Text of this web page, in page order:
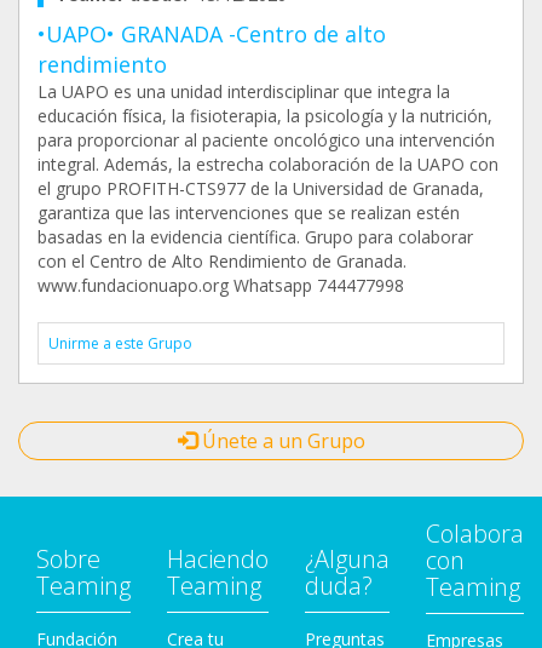
•UAPO• GRANADA -Centro de alto
rendimiento
La UAPO es una unidad interdisciplinar que integra la
educación física, la fisioterapia, la psicología y la nutrición,
para proporcionar al paciente oncológico una intervención
integral. Además, la estrecha colaboración de la UAPO con
el grupo PROFITH-CTS977 de la Universidad de Granada,
garantiza que las intervenciones que se realizan estén
basadas en la evidencia científica. Grupo para colaborar
con el Centro de Alto Rendimiento de Granada.
www.fundacionuapo.org Whatsapp 744477998
Unirme a este Grupo
Únete a un Grupo
Sobre
Teaming
Fundación
Haciendo
Teaming
Crea tu
¿Alguna
duda?
Preguntas
Colabora
con
Teaming
Empresas